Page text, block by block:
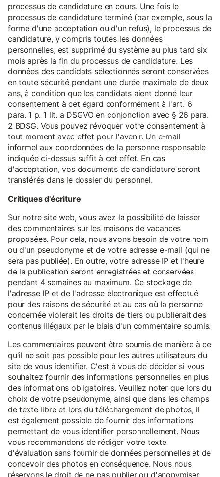
processus de candidature en cours. Une fois le
processus de candidature terminé (par exemple, sous la
forme d'une acceptation ou d'un refus), le processus de
candidature, y compris toutes les données
personnelles, est supprimé du système au plus tard six
mois après la fin du processus de candidature. Les
données des candidats sélectionnés seront conservées
en toute sécurité pendant une durée maximale de deux
ans, à condition que les candidats aient donné leur
consentement à cet égard conformément à l'art. 6
para. 1 p. 1 lit. a DSGVO en conjonction avec § 26 para.
2 BDSG. Vous pouvez révoquer votre consentement à
tout moment avec effet pour l'avenir. Un e-mail
informel aux coordonnées de la personne responsable
indiquée ci-dessus suffit à cet effet. En cas
d'acceptation, vos documents de candidature seront
transférés dans le dossier du personnel.
Critiques d'écriture
Sur notre site web, vous avez la possibilité de laisser
des commentaires sur les maisons de vacances
proposées. Pour cela, nous avons besoin de votre nom
ou d'un pseudonyme et de votre adresse e-mail (qui ne
sera pas publiée). En outre, votre adresse IP et l'heure
de la publication seront enregistrées et conservées
pendant 4 semaines au maximum. Ce stockage de
l'adresse IP et de l'adresse électronique est effectué
pour des raisons de sécurité et au cas où la personne
concernée violerait les droits de tiers ou publierait des
contenus illégaux par le biais d'un commentaire soumis.
Les commentaires peuvent être soumis de manière à ce
qu'il ne soit pas possible pour les autres utilisateurs du
site de vous identifier. C'est à vous de décider si vous
souhaitez fournir des informations personnelles en plus
des informations obligatoires. Veuillez noter que lors du
choix de votre pseudonyme, ainsi que dans les champs
de texte libre et lors du téléchargement de photos, il
est également possible de fournir des informations
permettant de vous identifier personnellement. Nous
vous recommandons de rédiger votre texte
d'évaluation sans fournir de données personnelles et de
concevoir des photos en conséquence. Nous nous
réservons le droit de ne pas publier ou d'anonymiser